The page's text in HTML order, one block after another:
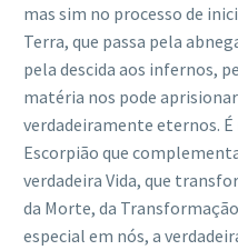
mas sim no processo de
Terra, que passa pela
pela descida aos infernos,
matéria nos pode
verdadeiramente eternos.
Escorpião que
verdadeira Vida, que
da Morte, da
especial em nós, a